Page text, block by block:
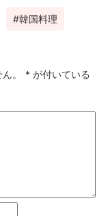
韓国料理
。 * が付いている